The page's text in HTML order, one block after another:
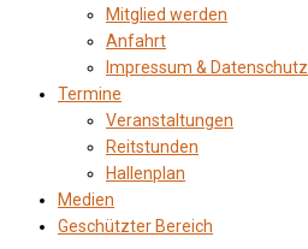
Mitglied werden
Anfahrt
Impressum & Datenschutz
Termine
Veranstaltungen
Reitstunden
Hallenplan
Medien
Geschützter Bereich